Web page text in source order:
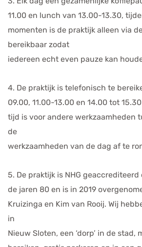
11.00 en lunch van 13.00-13.30,
momenten is de praktijk alleen via
bereikbaar zodat
iedereen echt even pauze kan
4. De praktijk is telefonisch te
09.00, 11.00-13.00 en 14.00 tot
tijd is voor andere werkzaamheden
de
werkzaamheden van de dag af te
5. De praktijk is NHG
de jaren 80 en is in 2019
Kruizinga en Kim van Rooij. Wij
in
Nieuw Sloten, een ‘dorp’ in de stad,